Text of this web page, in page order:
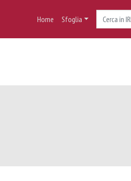
Home Sfoglia